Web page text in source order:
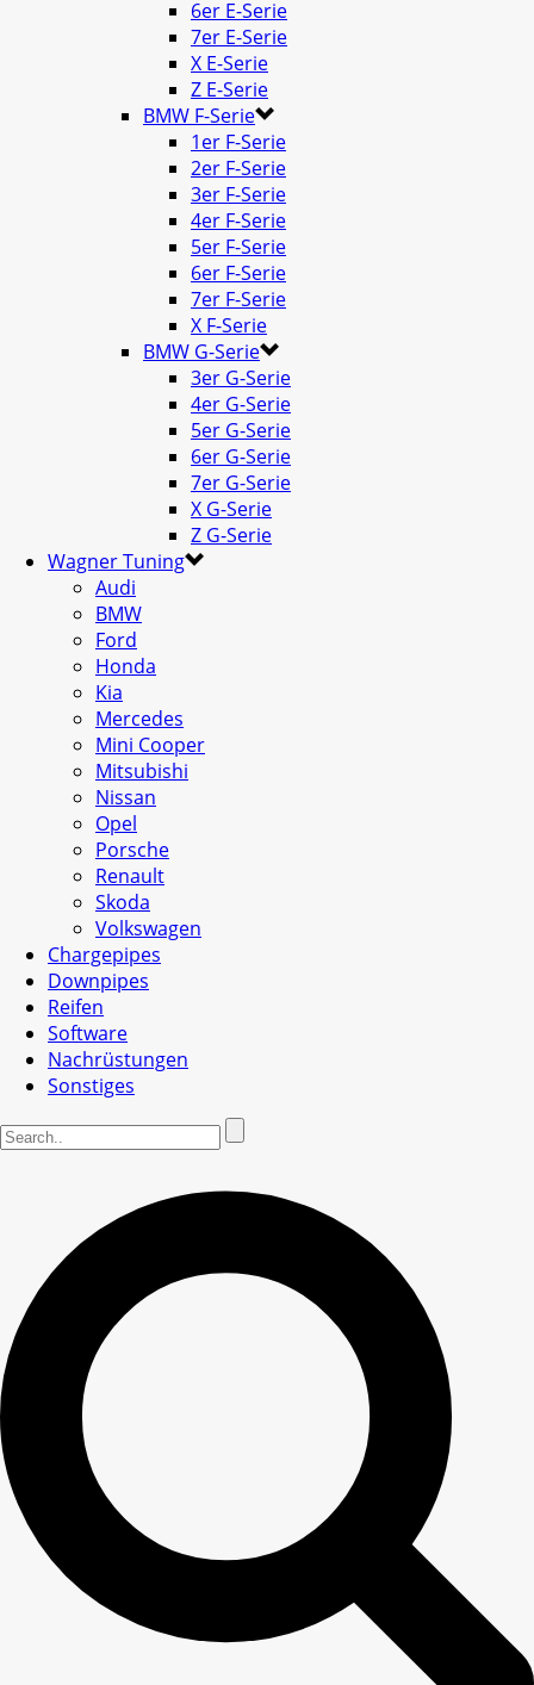
6er E-Serie
7er E-Serie
X E-Serie
Z E-Serie
BMW F-Serie
1er F-Serie
2er F-Serie
3er F-Serie
4er F-Serie
5er F-Serie
6er F-Serie
7er F-Serie
X F-Serie
BMW G-Serie
3er G-Serie
4er G-Serie
5er G-Serie
6er G-Serie
7er G-Serie
X G-Serie
Z G-Serie
Wagner Tuning
Audi
BMW
Ford
Honda
Kia
Mercedes
Mini Cooper
Mitsubishi
Nissan
Opel
Porsche
Renault
Skoda
Volkswagen
Chargepipes
Downpipes
Reifen
Software
Nachrüstungen
Sonstiges